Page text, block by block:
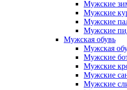
Мужские
Мужские
Мужские
Мужские
Мужская обувь
Мужская
Мужские
Мужские
Мужские
Мужские